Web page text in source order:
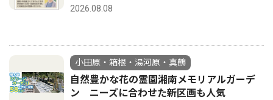
2026.08.08
小田原・箱根・湯河原・真鶴
自然豊かな花の霊園湘南メモリアルガーデ
ン ニーズに合わせた新区画も人気